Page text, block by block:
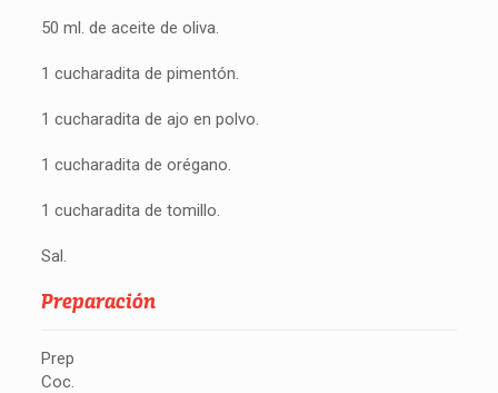
50 ml. de aceite de oliva.
1 cucharadita de pimentón.
1 cucharadita de ajo en polvo.
1 cucharadita de orégano.
1 cucharadita de tomillo.
Sal.
Preparación
Prep
Coc.